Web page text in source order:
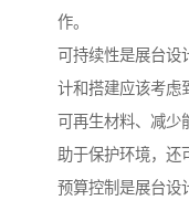
作。
可持续性是展台设
计和搭建应该考虑
可再生材料、减少
助于保护环境，还
预算控制是展台设